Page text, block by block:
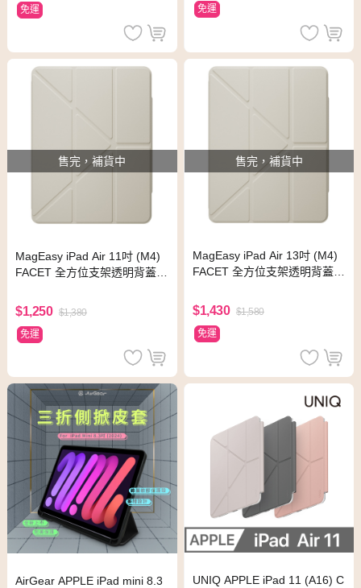
免運
免運
售完，補貨中
MagEasy iPad Air 11吋 (M4)
FACET 全方位支架透明背蓋保
$1,250 $1,380
免運
售完，補貨中
MagEasy iPad Air 13吋 (M4)
FACET 全方位支架透明背蓋保
$1,430 $1,580
免運
AirGear APPLE iPad mini 8.3
UNIQ APPLE iPad 11 (A16) C